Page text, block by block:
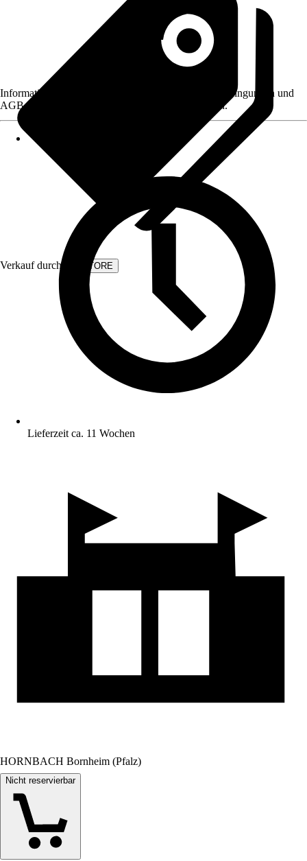
Verkauf durch: KVSTORE
Informationen des Verkäufers, wie z. B. Rückgabebedingungen und
AGB, finden Sie bei Klick auf den Verkäufernamen.
Lieferzeit ca. 11 Wochen
HORNBACH Bornheim (Pfalz)
Nicht reservierbar